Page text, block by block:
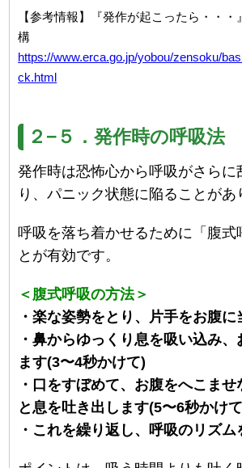
【参考情報】『発作が起こったら・・
構
https://www.erca.go.jp/yobou/zensoku/
ck.html
２−５．発作時の呼吸法
発作時は恐怖心から呼吸がさらに
り、パニック状態に陥ることがあ
呼吸を落ち着かせるために「腹式
とが有効です。
＜腹式呼吸の方法＞
・楽な姿勢をとり、片手をお腹に
・鼻からゆっくり息を吸い込み
ます(3〜4秒かけて)
・口をすぼめて、お腹をへこませ
と息を吐き出します(5〜6秒かけ
・これを繰り返し、呼吸のリズム